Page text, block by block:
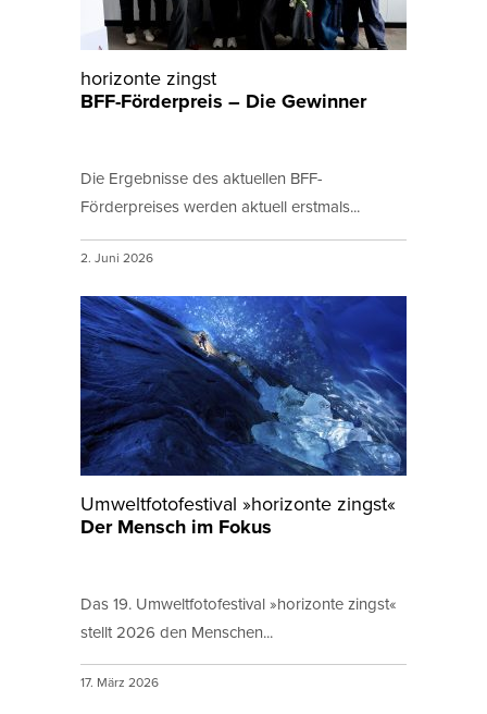
horizonte zingst
BFF-Förderpreis – Die Gewinner
Die Ergebnisse des aktuellen BFF-
Förderpreises werden aktuell erstmals...
2. Juni 2026
Umweltfotofestival »horizonte zingst«
Der Mensch im Fokus
Das 19. Umweltfotofestival »horizonte zingst«
stellt 2026 den Menschen...
17. März 2026